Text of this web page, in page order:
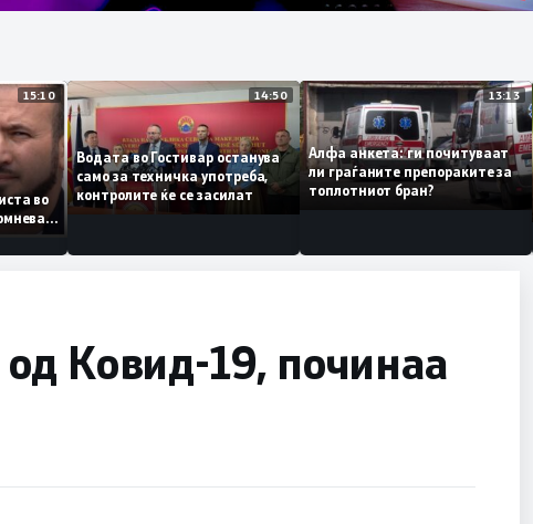
15:10
листа во
сомнева
14:50
Водата во Гостивар останува
само за техничка употреба,
контролите ќе се засилат
Алфа анкета: ги
ли граѓаните препораките
топлотниот бран?
Ковид-19, починаа